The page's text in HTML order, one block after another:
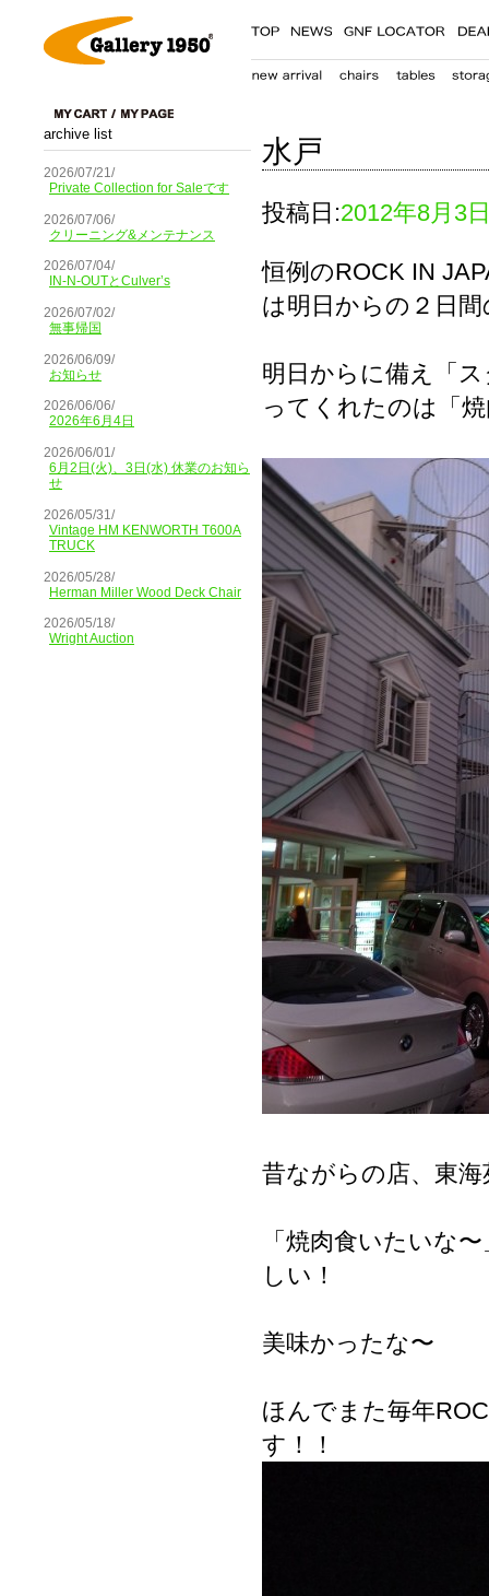
archive list
2026/07/21/
Private Collection for Saleです
2026/07/06/
クリーニング&メンテナンス
2026/07/04/
IN-N-OUTとCulver’s
2026/07/02/
無事帰国
2026/06/09/
お知らせ
2026/06/06/
2026年6月4日
2026/06/01/
6月2日(火)、3日(水) 休業のお知ら
せ
2026/05/31/
Vintage HM KENWORTH T600A
TRUCK
2026/05/28/
Herman Miller Wood Deck Chair
2026/05/18/
Wright Auction
水戸
投稿日:2012年8月3
恒例のROCK IN
は明日からの２日
明日からに備え「
ってくれたのは「
昔ながらの店、東海
「焼肉食いたいな
しい！
美味かったな〜
ほんでまた毎年
す！！